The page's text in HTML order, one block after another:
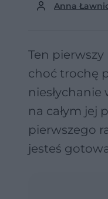
Anna
Ten pierwszy
choć trochę
niesłychanie
na całym jej
pierwszego
jesteś